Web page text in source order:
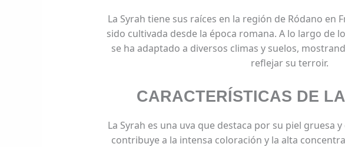
La Syrah tiene sus raíces en la región de Ródano en
sido cultivada desde la época romana. A lo largo de
se ha adaptado a diversos climas y suelos,
reflejar su terroir.
CARACTERÍSTICAS DE
La Syrah es una uva que destaca por su piel gruesa
contribuye a la intensa coloración y la alta